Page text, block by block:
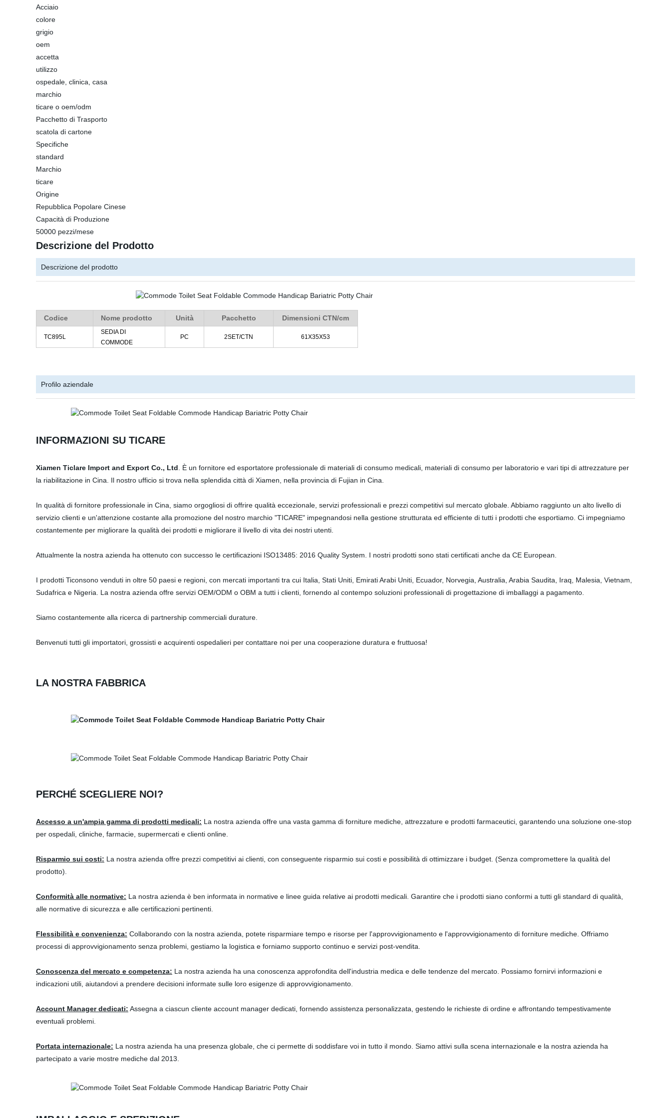
Acciaio
colore
grigio
oem
accetta
utilizzo
ospedale, clinica, casa
marchio
ticare o oem/odm
Pacchetto di Trasporto
scatola di cartone
Specifiche
standard
Marchio
ticare
Origine
Repubblica Popolare Cinese
Capacità di Produzione
50000 pezzi/mese
Descrizione del Prodotto
Descrizione del prodotto
Codice Nome prodotto Unità Pacchetto Dimensioni CTN/cm
TC895L
SEDIA DI
COMMODE
PC 2SET/CTN 61X35X53
Profilo aziendale
INFORMAZIONI SU TICARE
Xiamen Ticlare Import and Export Co., Ltd . È un fornitore ed esportatore professionale di materiali di consumo medicali, materiali di consumo per laboratorio e vari tipi di attrezzature per
la riabilitazione in Cina. Il nostro ufficio si trova nella splendida città di Xiamen, nella provincia di Fujian in Cina.
In qualità di fornitore professionale in Cina, siamo orgogliosi di offrire qualità eccezionale, servizi professionali e prezzi competitivi sul mercato globale. Abbiamo raggiunto un alto livello di
servizio clienti e un'attenzione costante alla promozione del nostro marchio "TICARE" impegnandosi nella gestione strutturata ed efficiente di tutti i prodotti che esportiamo. Ci impegniamo
costantemente per migliorare la qualità dei prodotti e migliorare il livello di vita dei nostri utenti.
Attualmente la nostra azienda ha ottenuto con successo le certificazioni ISO13485: 2016 Quality System. I nostri prodotti sono stati certificati anche da CE European.
I prodotti Ticonsono venduti in oltre 50 paesi e regioni, con mercati importanti tra cui Italia, Stati Uniti, Emirati Arabi Uniti, Ecuador, Norvegia, Australia, Arabia Saudita, Iraq, Malesia, Vietnam,
Sudafrica e Nigeria. La nostra azienda offre servizi OEM/ODM o OBM a tutti i clienti, fornendo al contempo soluzioni professionali di progettazione di imballaggi a pagamento.
Siamo costantemente alla ricerca di partnership commerciali durature.
Benvenuti tutti gli importatori, grossisti e acquirenti ospedalieri per contattare noi per una cooperazione duratura e fruttuosa!
LA NOSTRA FABBRICA
PERCHÉ SCEGLIERE NOI?
Accesso a un'ampia gamma di prodotti medicali: La nostra azienda offre una vasta gamma di forniture mediche, attrezzature e prodotti farmaceutici, garantendo una soluzione one-stop
per ospedali, cliniche, farmacie, supermercati e clienti online.
Risparmio sui costi: La nostra azienda offre prezzi competitivi ai clienti, con conseguente risparmio sui costi e possibilità di ottimizzare i budget. (Senza compromettere la qualità del
prodotto).
Conformità alle normative: La nostra azienda è ben informata in normative e linee guida relative ai prodotti medicali. Garantire che i prodotti siano conformi a tutti gli standard di qualità,
alle normative di sicurezza e alle certificazioni pertinenti.
Flessibilità e convenienza: Collaborando con la nostra azienda, potete risparmiare tempo e risorse per l'approvvigionamento e l'approvvigionamento di forniture mediche. Offriamo
processi di approvvigionamento senza problemi, gestiamo la logistica e forniamo supporto continuo e servizi post-vendita.
Conoscenza del mercato e competenza: La nostra azienda ha una conoscenza approfondita dell'industria medica e delle tendenze del mercato. Possiamo fornirvi informazioni e
indicazioni utili, aiutandovi a prendere decisioni informate sulle loro esigenze di approvvigionamento.
Account Manager dedicati: Assegna a ciascun cliente account manager dedicati, fornendo assistenza personalizzata, gestendo le richieste di ordine e affrontando tempestivamente
eventuali problemi.
Portata internazionale: La nostra azienda ha una presenza globale, che ci permette di soddisfare voi in tutto il mondo. Siamo attivi sulla scena internazionale e la nostra azienda ha
partecipato a varie mostre mediche dal 2013.